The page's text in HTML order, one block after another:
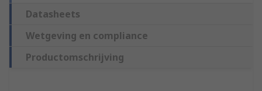
Datasheets
Wetgeving en compliance
Productomschrijving